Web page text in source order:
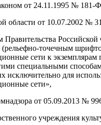
от 24.11.1995 № 181-
области от 10.07.2002 №
Правительства
точечным
сети к
специальными
исключительно для
сети»,
от 05.09.2013 №
учреждения